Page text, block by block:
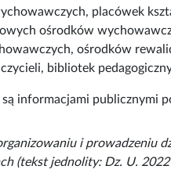
placówek
ośrodków
ośrodków
bibliotek
informacjami publicznymi
i prowadzeniu
(tekst jednolity: Dz. U.